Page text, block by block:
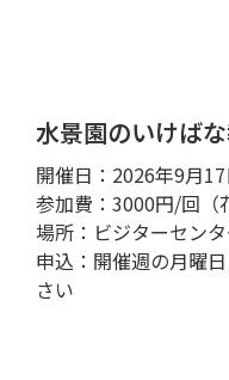
水景園のいけば
開催日：2026年9月17
参加費：3000円/回（
場所：ビジターセン
申込：開催週の月曜
さい